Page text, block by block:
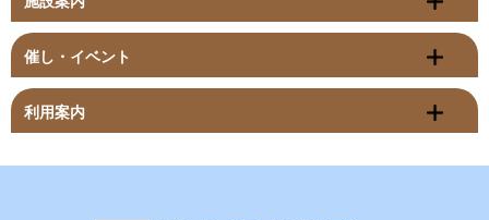
催し・イベント
利用案内